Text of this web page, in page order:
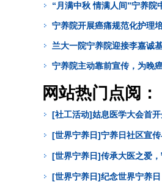
“月满中秋 情满人间”宁养院
宁养院开展癌痛规范化护理
兰大一院宁养院迎接李嘉诚
宁养院主动靠前宣传，为晚
网站热门点阅：
[社工活动]姑息医学大会首
[世界宁养日]宁养日社区宣
[世界宁养日]传承大医之爱
[世界宁养日]纪念世界宁养